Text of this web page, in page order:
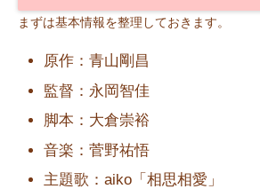
まずは基本情報を整理しておきます。
原作：青山剛昌
監督：永岡智佳
脚本：大倉崇裕
音楽：菅野祐悟
主題歌：aiko「相思相愛」